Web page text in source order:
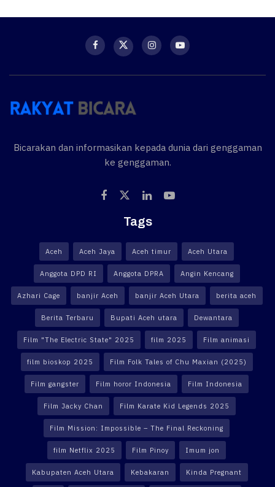
Bicarakan dan informasikan kepada dunia dari genggaman
ke genggaman.
Tags
Aceh Aceh Jaya Aceh timur Aceh Utara
Anggota DPD RI Anggota DPRA Angin Kencang
Azhari Cage banjir Aceh banjir Aceh Utara berita aceh
Berita Terbaru Bupati Aceh utara Dewantara
Film "The Electric State" 2025 film 2025 Film animasi
film bioskop 2025 Film Folk Tales of Chu Maxian (2025)
Film gangster Film horor Indonesia Film Indonesia
Film Jacky Chan Film Karate Kid Legends 2025
Film Mission: Impossible – The Final Reckoning
film Netflix 2025 Film Pinoy Imum jon
Kabupaten Aceh Utara Kebakaran Kinda Pregnant